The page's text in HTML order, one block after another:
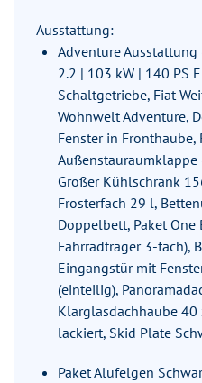
Ausstattung:
Adventure
2.2 | 103 kW | 140 PS
Schaltgetriebe, Fiat
Wohnwelt Adventure,
Fenster in Fronthaube,
Großer Kühlschrank
Frosterfach 29 l,
Doppelbett, Paket One
Fahrradträger 3-fach),
Eingangstür mit
(einteilig),
Klarglasdachhaube
lackiert, Skid Plate
Paket Alufelgen